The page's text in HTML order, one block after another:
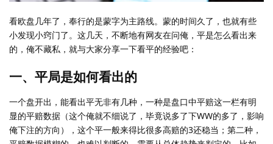
看欧盘几年了，奉行的是蒙字为主路线。蒙的时间久了，也就有些
小发现小窍门了。这几天，不断地有网友在问俺，平是怎么看出来
的，俺不藏私，就与大家分享一下看平的经验吧：
一、平局是如何看出的
一个盘开出，能看出平无非有几种，一种是盘口中平赔这一栏有明
显的平赔数据（这个俺就不细说了，毕竟说多了下WW的多了，影响
俺下注的方向），这个平一般来得比很多高赔的3还稳当；第二种，